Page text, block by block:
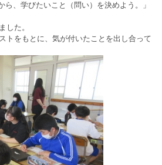
、学びたいこと（問い）を決めよう。」
した。
トをもとに、気が付いたことを出し合って